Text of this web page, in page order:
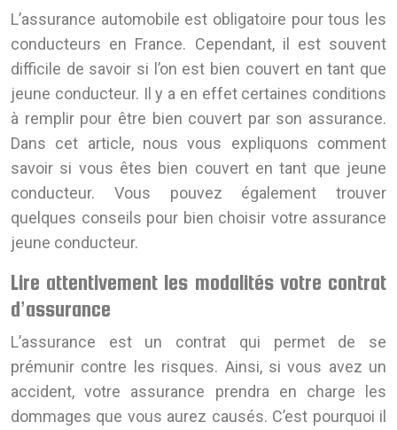
L’assurance automobile est obligatoire pour tous les
conducteurs en France. Cependant, il est souvent
difficile de savoir si l’on est bien couvert en tant que
jeune conducteur. Il y a en effet certaines conditions
à remplir pour être bien couvert par son assurance.
Dans cet article, nous vous expliquons comment
savoir si vous êtes bien couvert en tant que jeune
conducteur. Vous pouvez également trouver
quelques conseils pour bien choisir votre assurance
jeune conducteur.
Lire attentivement les modalités votre contrat
d’assurance
L’assurance est un contrat qui permet de se
prémunir contre les risques. Ainsi, si vous avez un
accident, votre assurance prendra en charge les
dommages que vous aurez causés. C’est pourquoi il